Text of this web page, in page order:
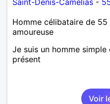
Homme célibataire de
amoureuse
Je suis un homme simple
présent
Voir